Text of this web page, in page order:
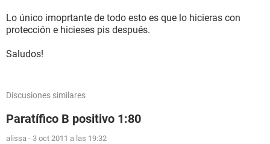
Lo único imoprtante de todo esto es que lo hicieras con
protección e hicieses pis después.
Saludos!
Discusiones similares
Paratífico B positivo 1:80
alissa - 3 oct 2011 a las 19:32